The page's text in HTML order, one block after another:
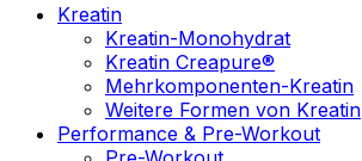
Kreatin
Kreatin-Monohydrat
Kreatin Creapure®
Mehrkomponenten-Kreatin
Weitere Formen von Kreatin
Performance & Pre-Workout